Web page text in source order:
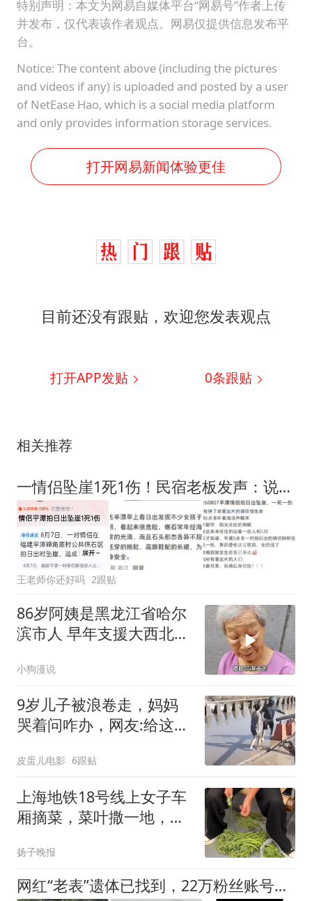
特别声明：本文为网易自媒体平台“网易号”作者上传
并发布，仅代表该作者观点。网易仅提供信息发布平
台。
Notice: The content above (including the pictures
and videos if any) is uploaded and posted by a user
of NetEase Hao, which is a social media platform
and only provides information storage services.
打开网易新闻体验更佳
目前还没有跟贴，欢迎您发表观点
打开APP发贴 0条跟贴
相关推荐
一情侣坠崖1死1伤！民宿老板发声：说了一句让人意味深长的话
王老师你还好吗 2跟贴
86岁阿姨是黑龙江省哈尔
滨市人 早年支援大西北到
小狗漫说
9岁儿子被浪卷走，妈妈
哭着问咋办，网友:给这父
皮蛋儿电影 6跟贴
上海地铁18号线上女子车
厢摘菜，菜叶撒一地，网
头回见”，上海地铁：首批
无人驾驶线路，遇此情况
扬子晚报
网红“老表”遗体已找到，22万粉丝账号宣布停更，亲属：他身患残疾打工寄钱回家，建的毛坯房还没装修；其游泳时失踪，母亲河边哭唤儿子